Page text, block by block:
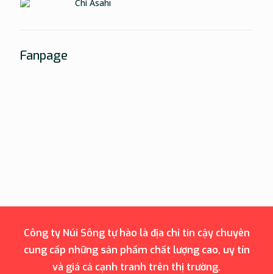
Chì Asahi
Fanpage
Công ty Núi Sông tự hào là địa chỉ tin cậy chuyên
cung cấp những sản phẩm chất lượng cao, uy tín
và giá cả cạnh tranh trên thị trường.